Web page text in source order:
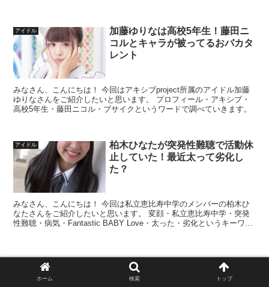
アイドル
加藤ゆりなは高校5年生！藤田ニ
コルとキャラが被ってるおバカタ
レント
みなさん、こんにちは！ 今回はアキシブproject所属のアイドル加藤
ゆりなさんをご紹介したいと思います。 プロフィール・アキシブ・
高校5年生・藤田ニコル・ブサイクというワードで調べていきます。
アイドル
柏木ひなたが突発性難聴で活動休
止していた！最近太って劣化し
た？
みなさん、こんにちは！ 今回は私立恵比寿中学のメンバーの柏木ひ
なたさんをご紹介したいと思います。 変顔・私立恵比寿中学・突発
性難聴・病気・Fantastic BABY Love・太った・劣化というキーワー
スポンサーリンク
ホーム 検索 トップ